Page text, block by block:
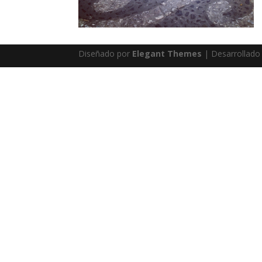
Diseñado por Elegant Themes |